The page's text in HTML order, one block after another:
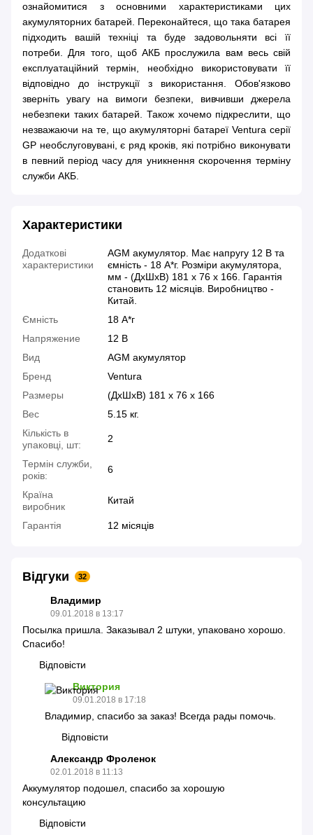
ознайомитися з основними характеристиками цих
акумуляторних батарей. Переконайтеся, що така батарея
підходить вашій техніці та буде задовольняти всі її
потреби. Для того, щоб АКБ прослужила вам весь свій
експлуатаційний термін, необхідно використовувати її
відповідно до інструкції з використання. Обов'язково
зверніть увагу на вимоги безпеки, вивчивши джерела
небезпеки таких батарей. Також хочемо підкреслити, що
незважаючи на те, що акумуляторні батареї Ventura серії
GP необслуговувані, є ряд кроків, які потрібно виконувати
в певний період часу для уникнення скорочення терміну
служби АКБ.
Характеристики
Додаткові
характеристики
AGM акумулятор. Має напругу 12 В та
ємність - 18 А*г. Розміри акумулятора,
мм - (ДхШхВ) 181 х 76 х 166. Гарантія
становить 12 місяців. Виробництво -
Китай.
Ємність
18 А*г
Напряжение
12 В
Вид
AGM акумулятор
Бренд
Ventura
Размеры
(ДхШхВ) 181 x 76 x 166
Вес
5.15 кг.
Кількість в
упаковці, шт:
2
Термін служби,
років:
6
Країна
виробник
Китай
Гарантія 12 місяців
Відгуки 32
Владимир
09.01.2018 в 13:17
Посылка пришла. Заказывал 2 штуки, упаковано хорошо.
Спасибо!
Відповісти
Виктория
09.01.2018 в 17:18
Владимир, спасибо за заказ! Всегда рады помочь.
Відповісти
Александр Фроленок
02.01.2018 в 11:13
Аккумулятор подошел, спасибо за хорошую
консультацию
Відповісти